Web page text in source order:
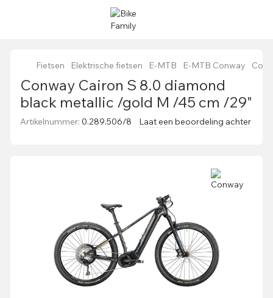
Fietsen Elektrische fietsen E-MTB E-MTB Conway
Conway Cairon S 8.0 diamond
black metallic /gold M /45 cm /29"
Artikelnummer: 0.289.506/8 Laat een beoordeling achter